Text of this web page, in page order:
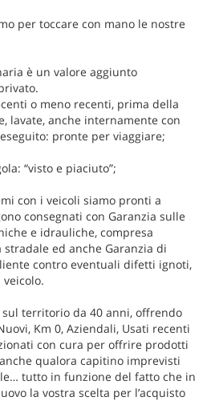
per toccare con mano le nostre
è un valore aggiunto
o meno recenti, prima della
lavate, anche internamente con
pronte per viaggiare;
“visto e piaciuto”;
con i veicoli siamo pronti a
consegnati con Garanzia sulle
e idrauliche, compresa
ed anche Garanzia di
contro eventuali difetti ignoti,
sul territorio da 40 anni, offrendo
Km 0, Aziendali, Usati recenti
con cura per offrire prodotti
qualora capitino imprevisti
tutto in funzione del fatto che in
la vostra scelta per l’acquisto